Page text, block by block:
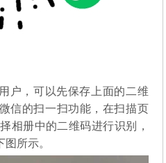
户，可以先保存上面的二维
信的扫一扫功能，在扫描页
相册中的二维码进行识别，
所示。